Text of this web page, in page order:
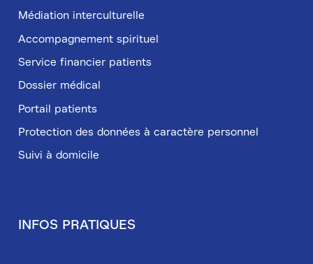
Médiation interculturelle
Accompagnement spirituel
Service financier patients
Dossier médical
Portail patients
Protection des données à caractère personnel
Suivi à domicile
INFOS PRATIQUES